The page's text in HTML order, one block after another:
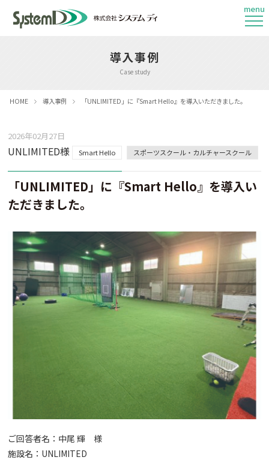
menu
導入事例
Case study
HOME 導入事例 「UNLIMITED」に『Smart Hello』を導入いただきました。
2026年02月27日
UNLIMITED様 Smart Hello スポーツスクール・カルチャースクール
「UNLIMITED」に『Smart Hello』を導入い
ただきました。
ご回答者名：中尾 輝 様
施設名：UNLIMITED